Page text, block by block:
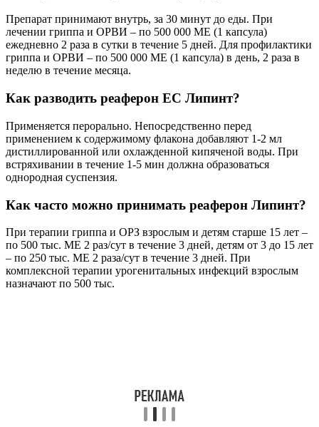
Препарат принимают внутрь, за 30 минут до еды. При
лечении гриппа и ОРВИ – по 500 000 ME (1 капсула)
ежедневно 2 раза в сутки в течение 5 дней. Для профилактики
гриппа и ОРВИ – по 500 000 ME (1 капсула) в день, 2 раза в
неделю в течение месяца.
Как разводить реаферон ЕС Липинт?
Применяется перорально. Непосредственно перед
применением к содержимому флакона добавляют 1-2 мл
дистиллированной или охлажденной кипяченой воды. При
встряхивании в течение 1-5 мин должна образоваться
однородная суспензия.
Как часто можно принимать реаферон Липинт?
При терапии гриппа и ОРЗ взрослым и детям старше 15 лет –
по 500 тыс. ME 2 раз/сут в течение 3 дней, детям от 3 до 15 лет
– по 250 тыс. ME 2 раза/сут в течение 3 дней. При
комплексной терапии урогенитальных инфекций взрослым
назначают по 500 тыс.